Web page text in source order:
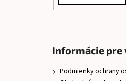
Informácie pre
Podmienky ochrany